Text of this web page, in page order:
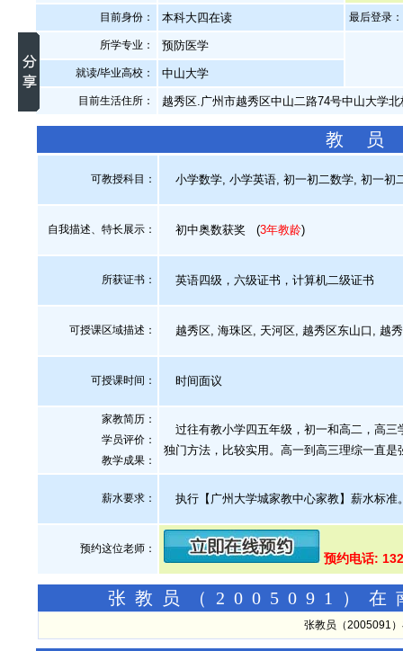
目前身份： 本科大四在读 最后登录
所学专业： 预防医学
就读/毕业高校： 中山大学
目前生活住所： 越秀区.广州市越秀区中山二路74号中山大学
教 员
可教授科目： 小学数学, 小学英语, 初一初二数学, 初一初
自我描述、特长展示 ： 初中奥数获奖 (3年教龄)
所获证书 ： 英语四级，六级证书，计算机二级证书
可授课区域描述： 越秀区, 海珠区, 天河区, 越秀区东山口, 越
可授课时间： 时间面议
家教简历：
学员评价：
教学成果：
过往有教小学四五年级，初一和高二，高三
独门方法，比较实用。高一到高三理综一直
薪水要求： 执行【广州大学城家教中心家教】薪水标准
预约这位老师：
预约电话:
张教员（2005091）在
张教员（2005091